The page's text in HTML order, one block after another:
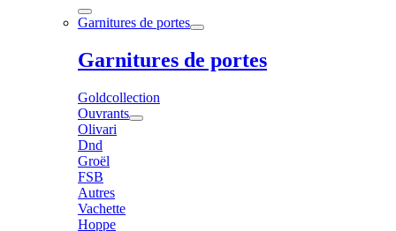
Garnitures de portes
Garnitures de portes
Goldcollection
Ouvrants
Olivari
Dnd
Groël
FSB
Autres
Vachette
Hoppe